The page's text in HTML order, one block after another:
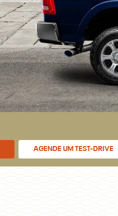
AGENDE UM TEST-DRIVE